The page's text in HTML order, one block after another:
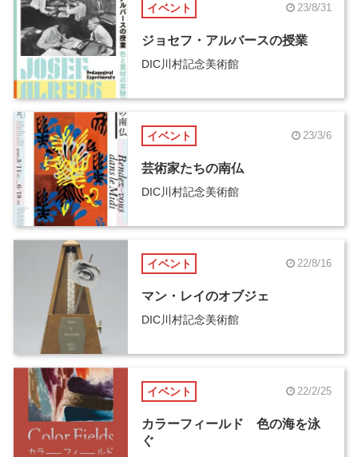
イベント 23/8/31
ジョセフ・アルバースの授業
DIC川村記念美術館
イベント 23/3/6
芸術家たちの南仏
DIC川村記念美術館
イベント 22/8/16
マン・レイのオブジェ
DIC川村記念美術館
イベント 22/2/25
カラーフィールド 色の海を泳
ぐ